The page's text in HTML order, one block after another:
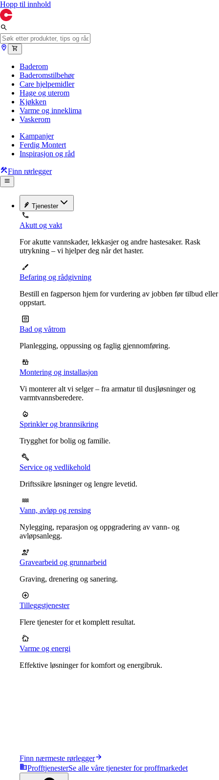
Hopp til innhold
Baderom
Baderomstilbehør
Care hjelpemidler
Hage og uterom
Kjøkken
Varme og inneklima
Vaskerom
Kampanjer
Ferdig Montert
Inspirasjon og råd
Finn rørlegger
Tjenester
Akutt og vakt
For akutte vannskader, lekkasjer og andre hastesaker. Rask
utrykning – vi hjelper deg når det haster.
Befaring og rådgivning
Bestill en fagperson hjem for vurdering av jobben før tilbud eller
oppstart.
Bad og våtrom
Planlegging, oppussing og faglig gjennomføring.
Montering og installasjon
Vi monterer alt vi selger – fra armatur til dusjløsninger og
varmtvannsberedere.
Sprinkler og brannsikring
Trygghet for bolig og familie.
Service og vedlikehold
Driftssikre løsninger og lengre levetid.
Vann, avløp og rensing
Nylegging, reparasjon og oppgradering av vann- og
avløpsanlegg.
Gravearbeid og grunnarbeid
Graving, drenering og sanering.
Tilleggstjenester
Flere tjenester for et komplett resultat.
Varme og energi
Effektive løsninger for komfort og energibruk.
Finn nærmeste rørlegger
ProfftjenesterSe alle våre tjenester for proffmarkedet